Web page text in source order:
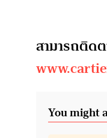
สามารถติด
You might